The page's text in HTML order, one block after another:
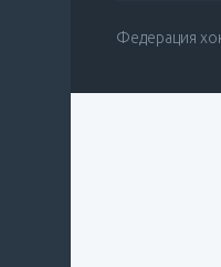
Федерация